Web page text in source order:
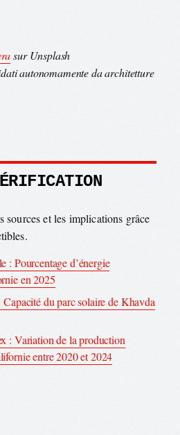
sur Unsplash
autonomamente da architetture
sources et les implications grâce
: Pourcentage d’énergie
en 2025
du parc solaire de Khavda
: Variation de la production
entre 2020 et 2024